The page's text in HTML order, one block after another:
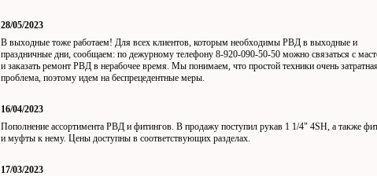
28/05/2023
В выходные тоже работаем! Для всех клиентов, которым необходимы РВД в выходные и
праздничные дни, сообщаем: по дежурному телефону 8-920-090-50-50 можно связаться с
и заказать ремонт РВД в нерабочее время. Мы понимаем, что простой техники очень
проблема, поэтому идем на беспрецедентные меры.
16/04/2023
Пополнение ассортимента РВД и фитингов. В продажу поступил рукав 1 1/4" 4SH, а также
и муфты к нему. Цены доступны в соответствующих разделах.
17/03/2023